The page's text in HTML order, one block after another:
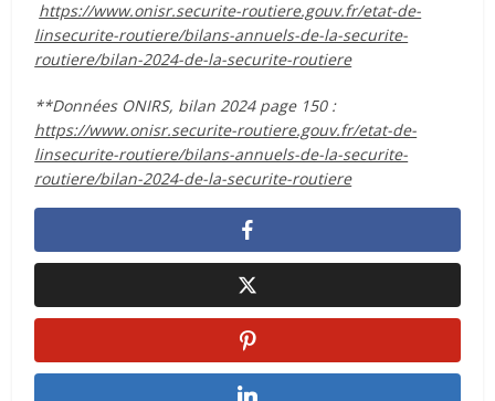
https://www.onisr.securite-routiere.gouv.fr/etat-de-
linsecurite-routiere/bilans-annuels-de-la-securite-
routiere/bilan-2024-de-la-securite-routiere
**Données ONIRS, bilan 2024 page 150 :
https://www.onisr.securite-routiere.gouv.fr/etat-de-
linsecurite-routiere/bilans-annuels-de-la-securite-
routiere/bilan-2024-de-la-securite-routiere